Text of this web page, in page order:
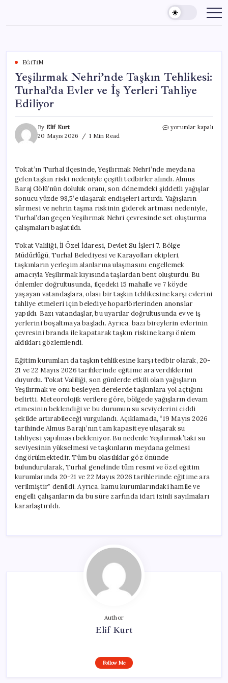
content
EĞITIM
Yeşilırmak Nehri’nde Taşkın Tehlikesi:
Turhal’da Evler ve İş Yerleri Tahliye
Ediliyor
By Elif Kurt
20 Mayıs 2026
1 Min Read
Yeşilırmak
Evler
ve
İş
Yerleri
Tahliye
Ediliyor
için
yorumlar kapalı
Tokat’ın Turhal ilçesinde, Yeşilırmak Nehri’nde meydana
gelen taşkın riski nedeniyle çeşitli tedbirler alındı. Almus
Baraj Gölü’nün doluluk oranı, son dönemdeki şiddetli yağışlar
sonucu yüzde 98,5’e ulaşarak endişeleri artırdı. Yağışların
sürmesi ve nehrin taşma riskinin giderek artması nedeniyle,
Turhal’dan geçen Yeşilırmak Nehri çevresinde set oluşturma
çalışmaları başlatıldı.
Tokat Valiliği, İl Özel İdaresi, Devlet Su İşleri 7. Bölge
Müdürlüğü, Turhal Belediyesi ve Karayolları ekipleri,
taşkınların yerleşim alanlarına ulaşmasını engellemek
amacıyla Yeşilırmak kıyısında taşlardan bent oluşturdu. Bu
önlemler doğrultusunda, ilçedeki 15 mahalle ve 7 köyde
yaşayan vatandaşlara, olası bir taşkın tehlikesine karşı evlerini
tahliye etmeleri için belediye hoparlörlerinden anonslar
yapıldı. Bazı vatandaşlar, bu uyarılar doğrultusunda ev ve iş
yerlerini boşaltmaya başladı. Ayrıca, bazı bireylerin evlerinin
çevresini branda ile kapatarak taşkın riskine karşı önlem
aldıkları gözlemlendi.
Eğitim kurumları da taşkın tehlikesine karşı tedbir olarak, 20-
21 ve 22 Mayıs 2026 tarihlerinde eğitime ara verdiklerini
duyurdu. Tokat Valiliği, son günlerde etkili olan yağışların
Yeşilırmak ve onu besleyen derelerde taşkınlara yol açtığını
belirtti. Meteorolojik verilere göre, bölgede yağışların devam
etmesinin beklendiği ve bu durumun su seviyelerini ciddi
şekilde artırabileceği vurgulandı. Açıklamada, “19 Mayıs 2026
tarihinde Almus Barajı’nın tam kapasiteye ulaşarak su
tahliyesi yapılması bekleniyor. Bu nedenle Yeşilırmak’taki su
seviyesinin yükselmesi ve taşkınların meydana gelmesi
öngörülmektedir. Tüm bu olasılıklar göz önünde
bulundurularak, Turhal genelinde tüm resmi ve özel eğitim
kurumlarında 20-21 ve 22 Mayıs 2026 tarihlerinde eğitime ara
verilmiştir” denildi. Ayrıca, kamu kurumlarındaki hamile ve
engelli çalışanların da bu süre zarfında idari izinli sayılmaları
kararlaştırıldı.
Author
Elif Kurt
Follow Me